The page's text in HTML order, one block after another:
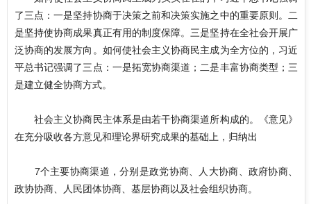
了三点：一是坚持协商于决策之前和决策实施之中的重要原则。二
是坚持使协商成果真正有用的制度保障。三是坚持在全社会开展广
泛协商的发展方向。如何使社会主义协商民主成为全方位的，习近
平总书记强调了三点：一是拓宽协商渠道；二是丰富协商类型；三
是建立健全协商方式。
社会主义协商民主体系是由若干协商渠道所构成的。《意见》
在充分吸收各方意见和理论界研究成果的基础上，归纳出
7个主要协商渠道，分别是政党协商、人大协商、政府协商、
政协协商、人民团体协商、基层协商以及社会组织协商。